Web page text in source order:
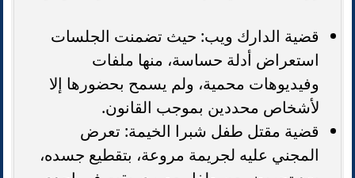
قضية الدارك ويب: حيث تضمنت الجلسات
استعراض أدلة حساسة، منها ملفات
وفيديوهات محمية، ولم يسمح بحضورها إلا
لأشخاص محددين بموجب القانون.
قضية مقتل طفل شبرا الخيمة: تعرض
المجني عليه لجريمة مروعة، بتقطيع جسده،